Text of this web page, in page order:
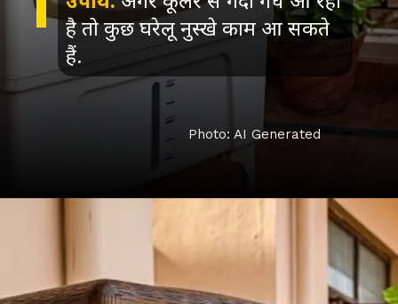
है तो कुछ घरेलू नुस्खे काम आ सकते
हैं.
Photo: AI Generated